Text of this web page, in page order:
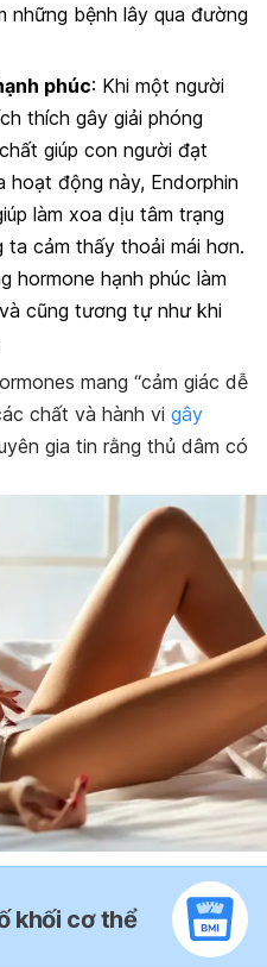
những bệnh lây qua đường
phúc: Khi một người
thích gây giải phóng
giúp con người đạt
hoạt động này, Endorphin
làm xoa dịu tâm trạng
ta cảm thấy thoải mái hơn.
hormone hạnh phúc làm
cũng tương tự như khi
mang “cảm giác dễ
chất và hành vi gây
gia tin rằng thủ dâm có
khối cơ thể